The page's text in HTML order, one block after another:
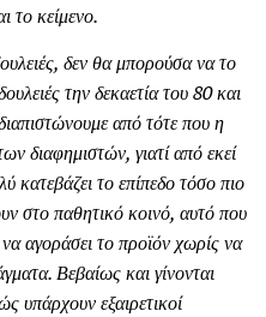
το κείμενο.
δεν θα μπορούσα να το
την δεκαετία του 80 και
από τότε που η
διαφημιστών, γιατί από εκεί
κατεβάζει το επίπεδο τόσο πιο
στο παθητικό κοινό, αυτό που
αγοράσει το προϊόν χωρίς να
Βεβαίως και γίνονται
υπάρχουν εξαιρετικοί